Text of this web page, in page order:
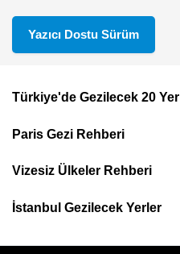
Yazıcı Dostu Sürüm
Footer
Top
Menu
Türkiye'de Gezilecek 20 Yer
Paris Gezi Rehberi
Vizesiz Ülkeler Rehberi
İstanbul Gezilecek Yerler